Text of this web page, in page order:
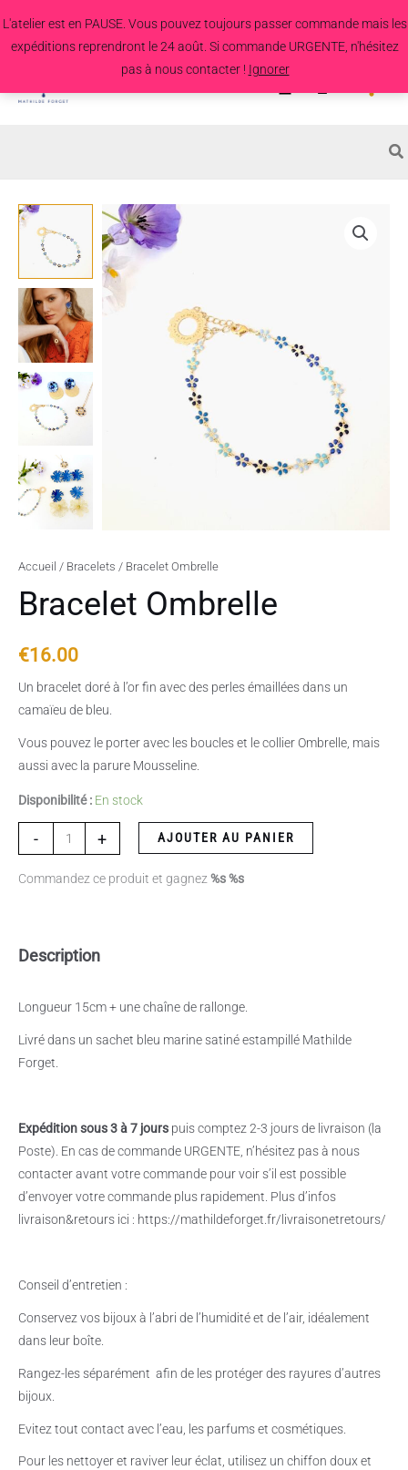
L'atelier est en PAUSE. Vous pouvez toujours passer commande mais les
expéditions reprendront le 24 août. Si commande URGENTE, n'hésitez
pas à nous contacter ! Ignorer
au
contenu
Accueil / Bracelets / Bracelet Ombrelle
Bracelet Ombrelle
€16.00
Un bracelet doré à l’or fin avec des perles émaillées dans un
camaïeu de bleu.
Vous pouvez le porter avec les boucles et le collier Ombrelle, mais
aussi avec la parure Mousseline.
Disponibilité : En stock
-
quantité
Bracelet
Ombrelle
+ AJOUTER AU PANIER
Commandez ce produit et gagnez %s %s
Description
Longueur 15cm + une chaîne de rallonge.
Livré dans un sachet bleu marine satiné estampillé Mathilde
Forget.
Expédition sous 3 à 7 jours puis comptez 2-3 jours de livraison (la
Poste). En cas de commande URGENTE, n’hésitez pas à nous
contacter avant votre commande pour voir s’il est possible
d’envoyer votre commande plus rapidement. Plus d’infos
livraison&retours ici : https://mathildeforget.fr/livraisonetretours/
Conseil d’entretien :
Conservez vos bijoux à l’abri de l’humidité et de l’air, idéalement
dans leur boîte.
Rangez-les séparément afin de les protéger des rayures d’autres
bijoux.
Evitez tout contact avec l’eau, les parfums et cosmétiques.
Pour les nettoyer et raviver leur éclat, utilisez un chiffon doux et